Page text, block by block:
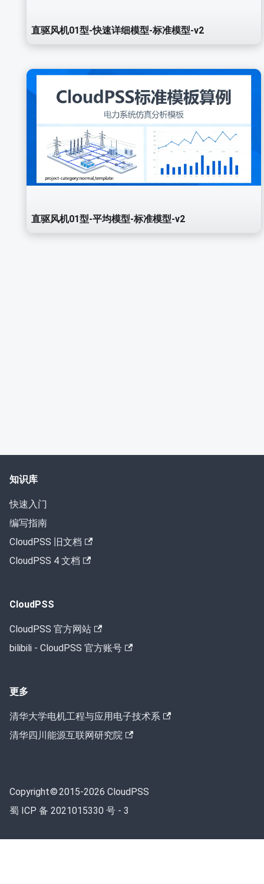
直驱风机01型-快速详细模型-标准模型-v2
直驱风机01型-平均模型-标准模型-v2
知识库
快速入门
编写指南
CloudPSS 旧文档
CloudPSS 4 文档
CloudPSS
CloudPSS 官方网站
bilibili - CloudPSS 官方账号
更多
清华大学电机工程与应用电子技术系
清华四川能源互联网研究院
Copyright © 2015-2026 CloudPSS